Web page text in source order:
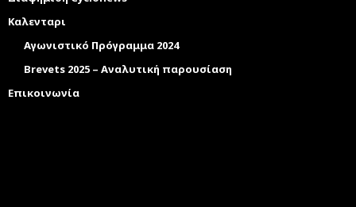
Καλενταρι
Αγωνιστικό Πρόγραμμα 2024
Brevets 2025 – Αναλυτική παρουσίαση
Επικοινωνία